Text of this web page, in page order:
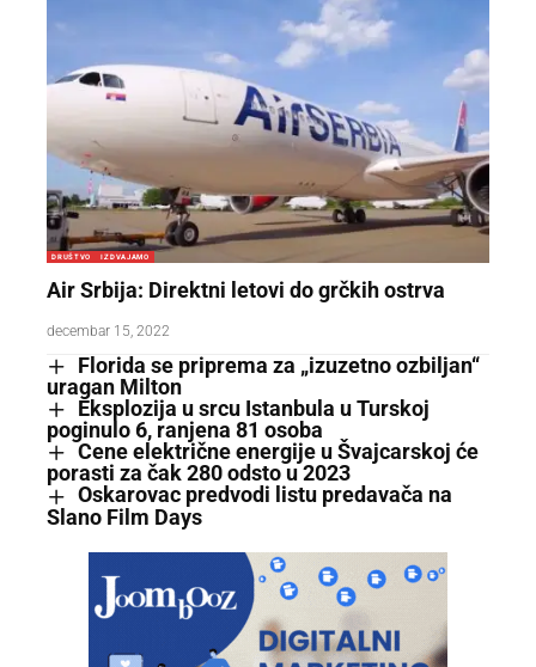
DRUŠTVO IZDVAJAMO
Air Srbija: Direktni letovi do grčkih ostrva
decembar 15, 2022
Florida se priprema za „izuzetno ozbiljan“
uragan Milton
Eksplozija u srcu Istanbula u Turskoj
poginulo 6, ranjena 81 osoba
Cene električne energije u Švajcarskoj će
porasti za čak 280 odsto u 2023
Oskarovac predvodi listu predavača na
Slano Film Days